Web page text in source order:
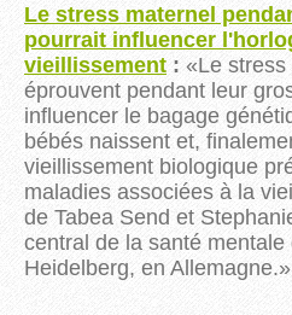
Le stress maternel
pourrait influencer
vieillissement : «Le
éprouvent pendant leur
influencer le bagage
bébés naissent et,
vieillissement biologique
maladies associées à la
de Tabea Send et
central de la santé mentale
Heidelberg, en Allemagne.»